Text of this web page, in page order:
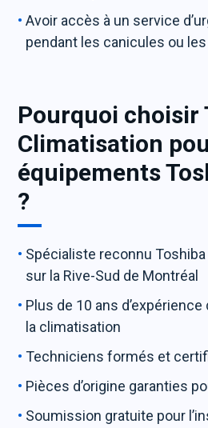
Avoir accès à un service
pendant les canicules ou
Pourquoi choisir
Climatisation
équipements
?
Spécialiste reconnu
sur la Rive-Sud de Montréal
Plus de 10 ans
la climatisation
Techniciens formés et
Pièces d’origine garanties
Soumission gratuite pour